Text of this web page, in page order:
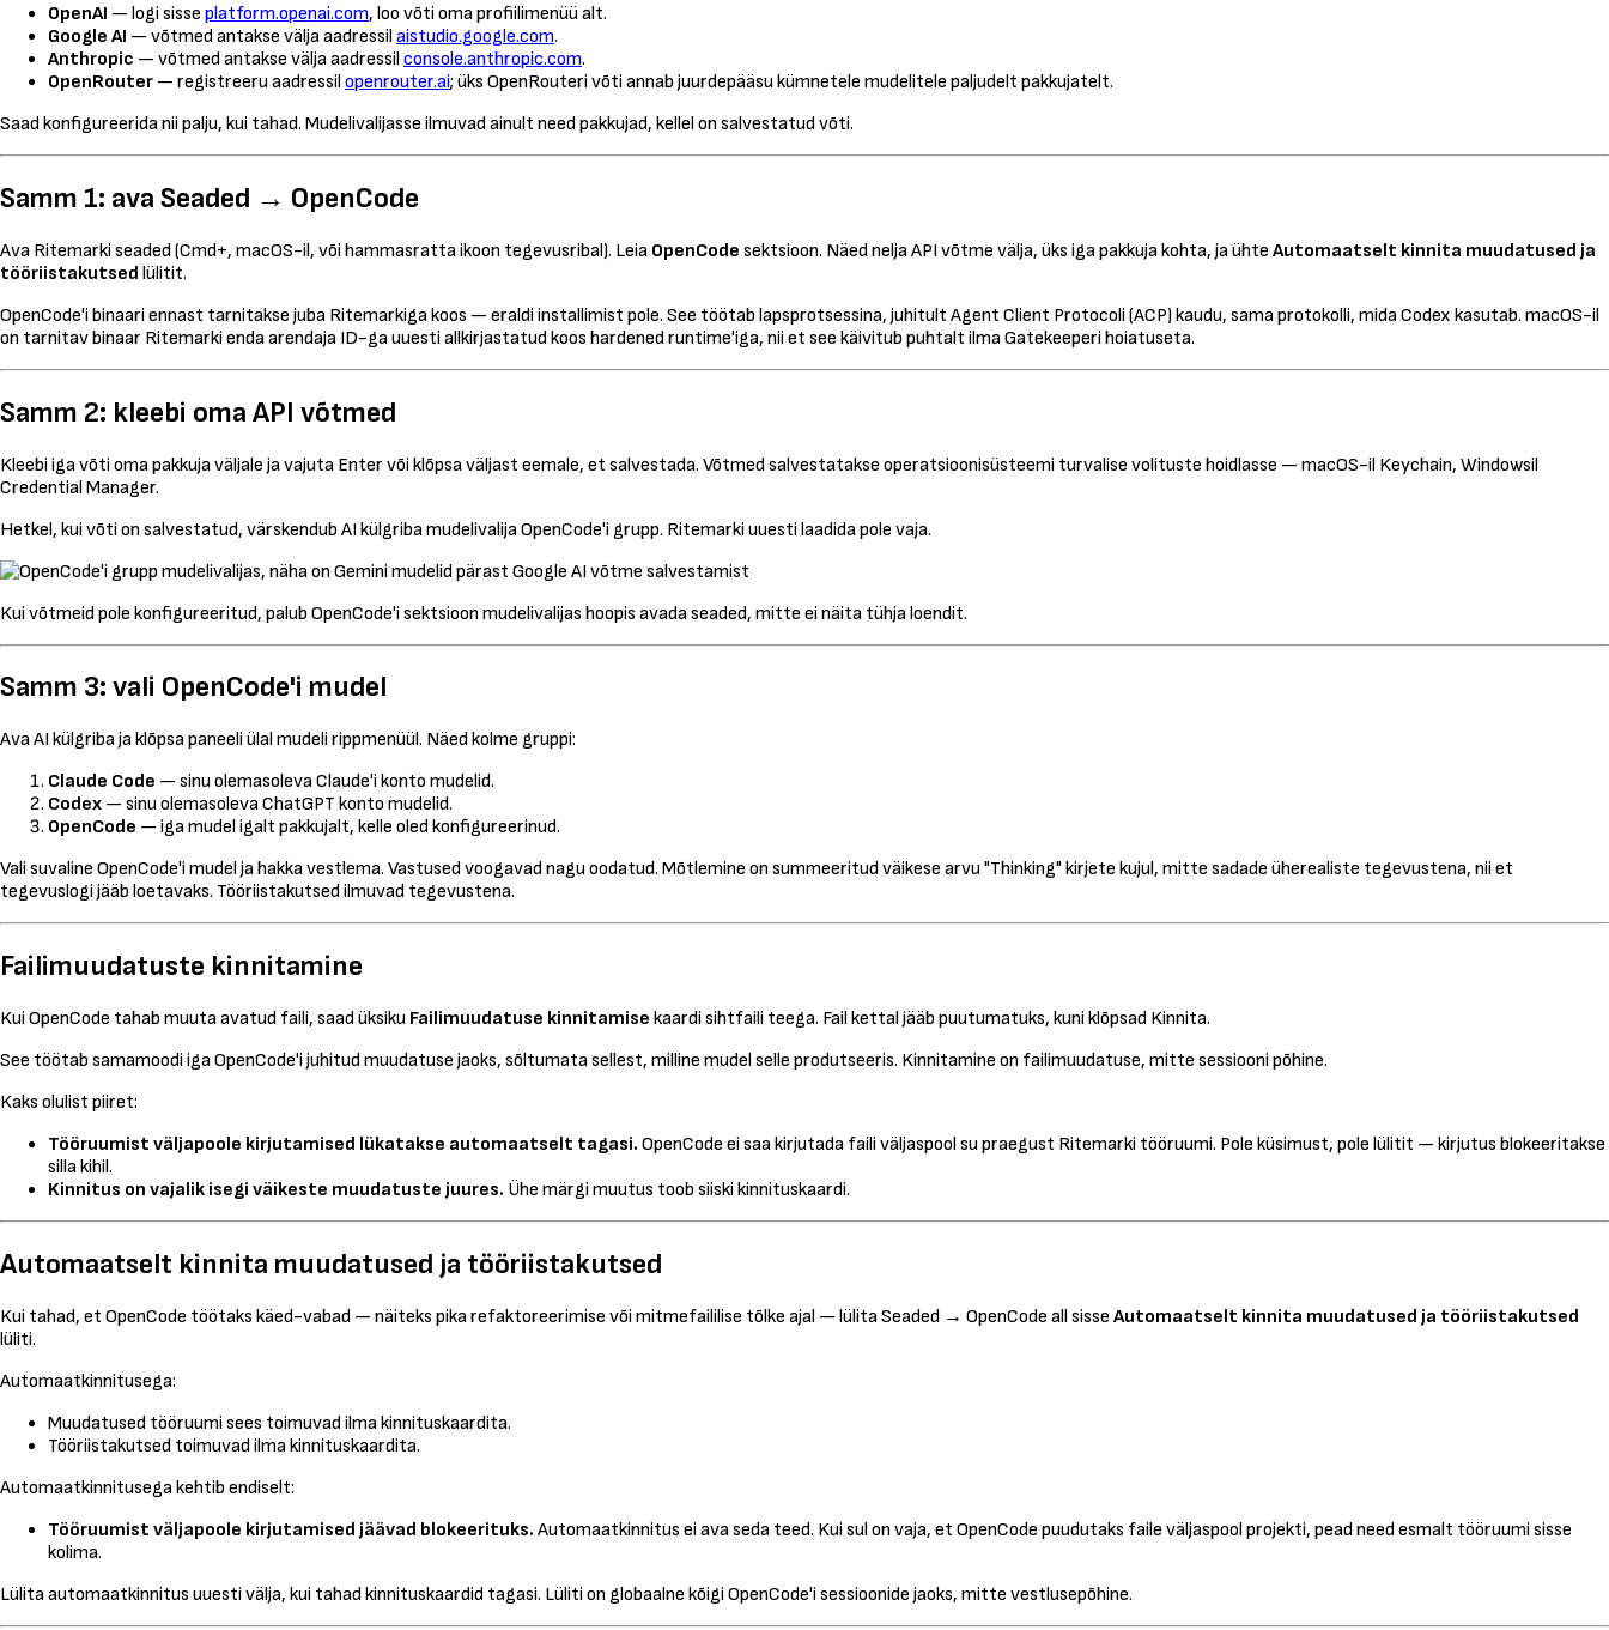
OpenAI — logi sisse platform.openai.com, loo võti oma profiilimenüü alt.
Google AI — võtmed antakse välja aadressilaistudio.google.com.
Anthropic — võtmed antakse välja aadressilconsole.anthropic.com.
OpenRouter — registreeru aadressilopenrouter.ai; üks OpenRouteri võti annab juurdepääsu kümnetele mudelitele paljudelt pakkujatelt.
Saad konfigureerida nii palju, kui tahad. Mudelivalijasse ilmuvad ainult need pakkujad, kellel on salvestatud võti.
Samm 1: ava Seaded → OpenCode
Ava Ritemarki seaded (Cmd+, macOS-il, või hammasratta ikoon tegevusribal). Leia OpenCode sektsioon. Näed nelja API võtme välja, üks iga pakkuja kohta, ja ühte Automaatselt kinnita muudatused ja
tööriistakutsed lülitit.
OpenCode'i binaari ennast tarnitakse juba Ritemarkiga koos — eraldi installimist pole. See töötab lapsprotsessina, juhitult Agent Client Protocoli (ACP) kaudu, sama protokolli, mida Codex kasutab. macOS-il
on tarnitav binaar Ritemarki enda arendaja ID-ga uuesti allkirjastatud koos hardened runtime'iga, nii et see käivitub puhtalt ilma Gatekeeperi hoiatuseta.
Samm 2: kleebi oma API võtmed
Kleebi iga võti oma pakkuja väljale ja vajuta Enter või klõpsa väljast eemale, et salvestada. Võtmed salvestatakse operatsioonisüsteemi turvalise volituste hoidlasse — macOS-il Keychain, Windowsil
Credential Manager.
Hetkel, kui võti on salvestatud, värskendub AI külgriba mudelivalija OpenCode'i grupp. Ritemarki uuesti laadida pole vaja.
Kui võtmeid pole konfigureeritud, palub OpenCode'i sektsioon mudelivalijas hoopis avada seaded, mitte ei näita tühja loendit.
Samm 3: vali OpenCode'i mudel
Ava AI külgriba ja klõpsa paneeli ülal mudeli rippmenüül. Näed kolme gruppi:
Claude Code — sinu olemasoleva Claude'i konto mudelid.
Codex — sinu olemasoleva ChatGPT konto mudelid.
OpenCode — iga mudel igalt pakkujalt, kelle oled konfigureerinud.
Vali suvaline OpenCode'i mudel ja hakka vestlema. Vastused voogavad nagu oodatud. Mõtlemine on summeeritud väikese arvu "Thinking" kirjete kujul, mitte sadade üherealiste tegevustena, nii et
tegevuslogi jääb loetavaks. Tööriistakutsed ilmuvad tegevustena.
Failimuudatuste kinnitamine
Kui OpenCode tahab muuta avatud faili, saad üksiku Failimuudatuse kinnitamise kaardi sihtfaili teega. Fail kettal jääb puutumatuks, kuni klõpsad Kinnita.
See töötab samamoodi iga OpenCode'i juhitud muudatuse jaoks, sõltumata sellest, milline mudel selle produtseeris. Kinnitamine on failimuudatuse, mitte sessiooni põhine.
Kaks olulist piiret:
Tööruumist väljapoole kirjutamised lükatakse automaatselt tagasi. OpenCode ei saa kirjutada faili väljaspool su praegust Ritemarki tööruumi. Pole küsimust, pole lülitit — kirjutus blokeeritakse
silla kihil.
Kinnitus on vajalik isegi väikeste muudatuste juures. Ühe märgi muutus toob siiski kinnituskaardi.
Automaatselt kinnita muudatused ja tööriistakutsed
Kui tahad, et OpenCode töötaks käed-vabad — näiteks pika refaktoreerimise või mitmefaililise tõlke ajal — lülita Seaded → OpenCode all sisse Automaatselt kinnita muudatused ja tööriistakutsed
lüliti.
Automaatkinnitusega:
Muudatused tööruumi sees toimuvad ilma kinnituskaardita.
Tööriistakutsed toimuvad ilma kinnituskaardita.
Automaatkinnitusega kehtib endiselt:
Tööruumist väljapoole kirjutamised jäävad blokeerituks. Automaatkinnitus ei ava seda teed. Kui sul on vaja, et OpenCode puudutaks faile väljaspool projekti, pead need esmalt tööruumi sisse
kolima.
Lülita automaatkinnitus uuesti välja, kui tahad kinnituskaardid tagasi. Lüliti on globaalne kõigi OpenCode'i sessioonide jaoks, mitte vestlusepõhine.